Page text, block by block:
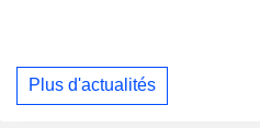
Plus d'actualités